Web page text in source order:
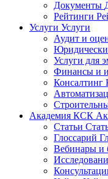
Документы
Рейтинги
Услуги Услуги
Аудит и
Услуги для
Финансы и
Консалтинг
Академия КСК
Статьи
Глоссарий
Вебинары и